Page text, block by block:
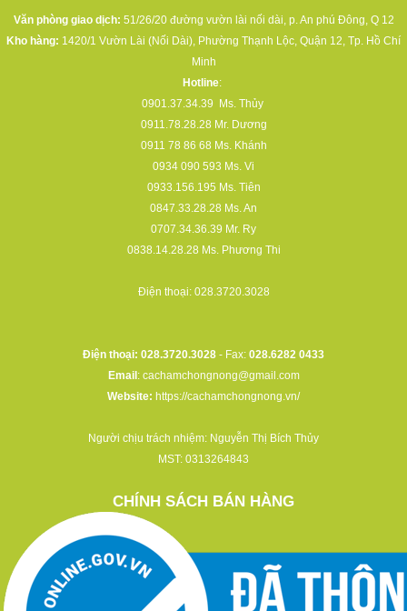
Văn phòng giao dịch: 51/26/20 đường vườn lài nối dài, p. An phú Đông, Q 12
Kho hàng: 1420/1 Vườn Lài (Nối Dài), Phường Thạnh Lộc, Quận 12, Tp. Hồ Chí
Minh
Hotline:
0901.37.34.39
Ms. Thủy
0911.78.28.28 Mr. Dương
0911 78 86 68 Ms. Khánh
0934 090 593 Ms. Vi
0933.156.195 Ms. Tiên
0847.33.28.28 Ms. An
0707.34.36.39 Mr. Ry
0838.14.28.28 Ms. Phương Thi
Điện thoại: 028.3720.3028
Điện thoại: 028.3720.3028 - Fax: 028.6282 0433
Email : cachamchongnong@gmail.com
Website: https://cachamchongnong.vn/
Người chịu trách nhiệm: Nguyễn Thị Bích Thủy
MST: 0313264843
CHÍNH SÁCH BÁN HÀNG